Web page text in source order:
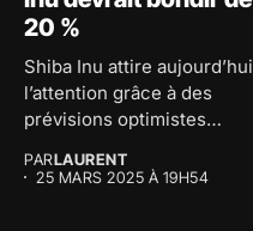
20 %
Shiba Inu attire aujourd’hui
l’attention grâce à des
prévisions optimistes
PARLAURENT
25 MARS 2025 À 19H54